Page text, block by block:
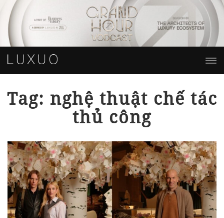
Tag: nghệ thuật chế tác
thủ công